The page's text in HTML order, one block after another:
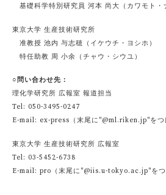
基礎科学特別研究員 河本 尚大（カワモト・
東京大学 生産技術研究所
准教授 池内 与志穂（イケウチ・ヨシホ）
特任助教 周 小余（チャウ・シウユ）
○問い合わせ先：
理化学研究所 広報室 報道担当
Tel: 050-3495-0247
E-mail: ex-press（末尾に"@ml.riken.jp"をつ
東京大学 生産技術研究所 広報室
Tel: 03-5452-6738
E-mail: pro（末尾に"@iis.u-tokyo.ac.jp"をつ